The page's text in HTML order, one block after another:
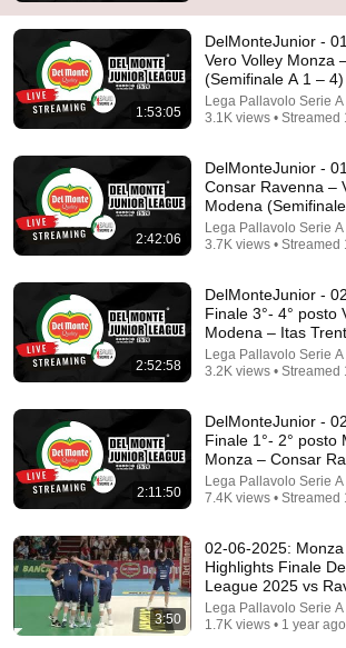
Highlights | João Pessoa 2026
Beach Volleyball World • 95K views
Meloni Imperdibile! Smonta le
Politica Adesso • 317K views
1:53:05
DelMonteJunior -
Vero Volley Monza
(Semifinale A 1 – 4)
Lega Pallavolo Serie A
3.1K views • Streamed
2:42:06
DelMonteJunior -
Consar Ravenna –
Modena
Lega Pallavolo Serie A
3.7K views • Streamed
2:52:58
DelMonteJunior -
Finale 3°- 4° posto
Modena – Itas
Lega Pallavolo Serie A
3.2K views • Streamed
2:11:50
DelMonteJunior -
Finale 1°- 2° posto
Monza – Consar
Lega Pallavolo Serie A
7.4K views • Streamed
3:50
02-06-2025:
Highlights Finale
League 2025 vs
Lega Pallavolo Serie A
1.7K views • 1 year ago